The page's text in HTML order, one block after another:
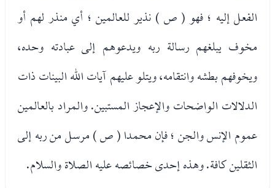
الفعل إليه ؛ فهو ( ص ) نذير للعالمين ؛ أي منذر لهم أو
مخوف يبلغهم رسالة ربه ويدعوهم إلى عبادته وحده،
ويخوفهم بطشه وانتقامه، ويتلو عليهم آيات الله البينات ذات
الدلالات الواضحات والإعجاز المستبين. والمراد بالعالمين
عموم الإنس والجن ؛ فإن محمدا ( ص ) مرسل من ربه إلى
الثقلين كافة. وهذه إحدى خصائصه عليه الصلاة والسلام.